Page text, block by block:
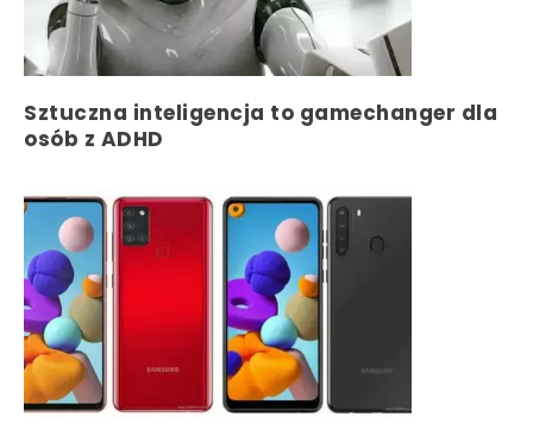
Sztuczna inteligencja to gamechanger dla
osób z ADHD